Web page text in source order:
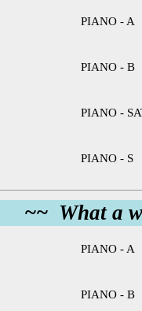
PIANO - A
PIANO - B
PIANO -
PIANO - S
~~ What a
PIANO - A
PIANO - B